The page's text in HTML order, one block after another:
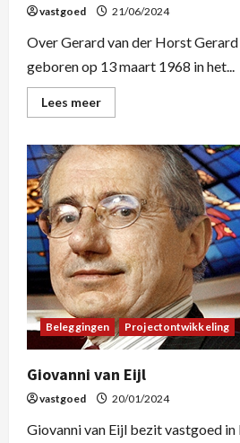
vastgoed 21/06/2024
Over Gerard van der Horst
geboren op 13 maart 1968 in het...
Lees meer
Beleggingen Projectontwikkeling
Giovanni van Eijl
vastgoed 20/01/2024
Giovanni van Eijl bezit vastgoed in